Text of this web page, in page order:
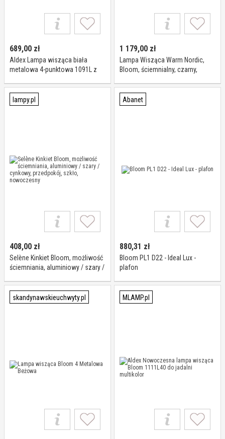
689,00 zł
Aldex Lampa wisząca biała
metalowa 4-punktowa 1091L z
1 179,00 zł
Lampa Wisząca Warm Nordic,
Bloom, ściemnialny, czarny,
lampy.pl
408,00 zł
Selène Kinkiet Bloom, możliwość
ściemniania, aluminiowy / szary /
nowoczesny
Abanet
880,31 zł
Bloom PL1 D22 - Ideal Lux -
plafon
skandynawskieuchwyty.pl MLAMP.pl